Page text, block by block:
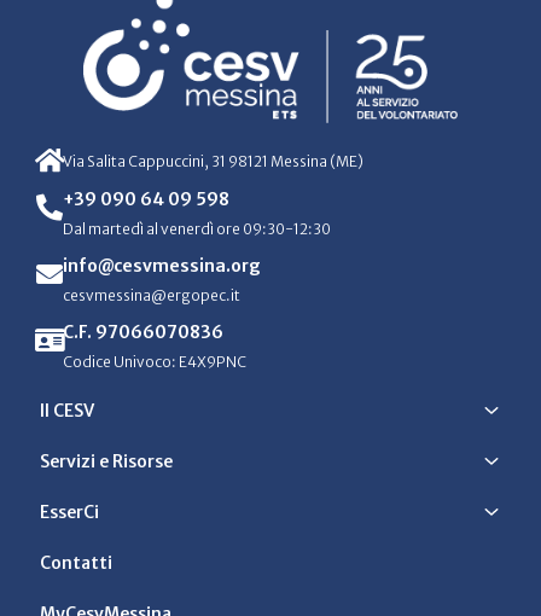
Via Salita Cappuccini, 31 98121 Messina (ME)
+39 090 64 09 598
Dal martedì al venerdì ore 09:30-12:30
info@cesvmessina.org
cesvmessina@ergopec.it
C.F. 97066070836
Codice Univoco: E4X9PNC
Il CESV
Servizi e Risorse
EsserCi
Contatti